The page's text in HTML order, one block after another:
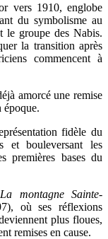
vers 1910, englobe
du symbolisme au
le groupe des Nabis.
la transition après
commencent à
amorcé une remise
époque.
fidèle du
et bouleversant les
premières bases du
La montagne Sainte-
où ses réflexions
plus floues,
remises en cause.